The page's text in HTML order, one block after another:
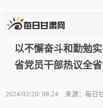
以不懈奋斗和勤勉
省党员干部热议全
2024/02/20/ 08:24 来源：每日